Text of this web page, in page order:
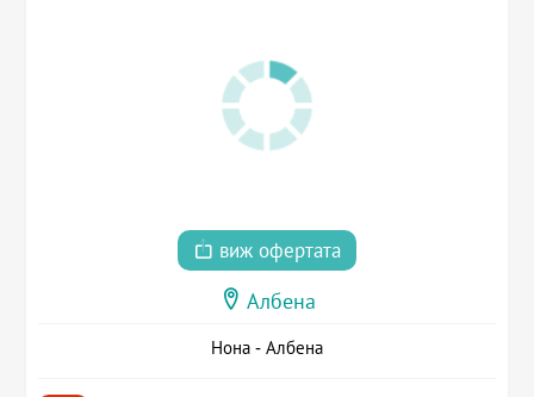
виж офертата
Албена
Нона - Албена